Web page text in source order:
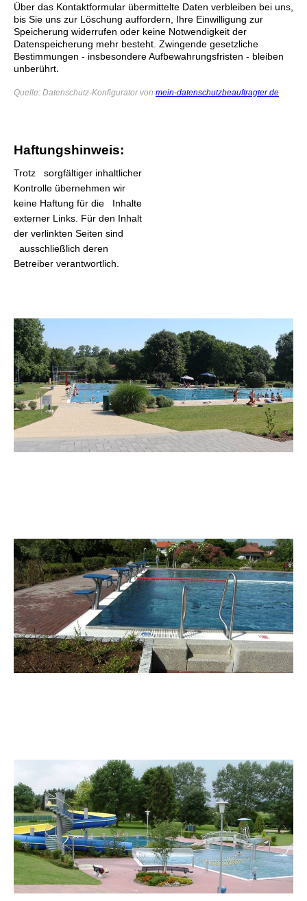
Über das Kontaktformular übermittelte Daten verbleiben bei uns,
bis Sie uns zur Löschung auffordern, Ihre Einwilligung zur
Speicherung widerrufen oder keine Notwendigkeit der
Datenspeicherung mehr besteht. Zwingende gesetzliche
Bestimmungen - insbesondere Aufbewahrungsfristen - bleiben
unberührt.
Quelle: Datenschutz-Konfigurator von mein-datenschutzbeauftragter.de
Haftungshinweis:
Trotz sorgfältiger inhaltlicher
Kontrolle übernehmen wir
keine Haftung für die Inhalte
externer Links. Für den Inhalt
der verlinkten Seiten sind
ausschließlich deren
Betreiber verantwortlich.